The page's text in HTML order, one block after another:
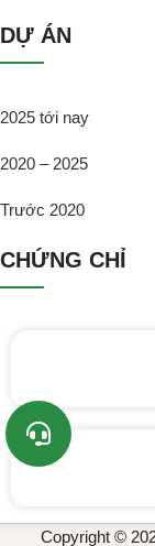
DỰ ÁN
2025 tới nay
2020 – 2025
Trước 2020
CHỨNG CHỈ
Copyright ©